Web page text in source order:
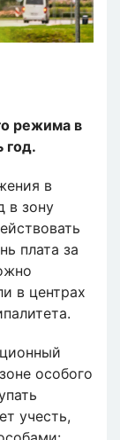
режима в
год.
в
в зону
плата за
в центрах
особого
учесть,